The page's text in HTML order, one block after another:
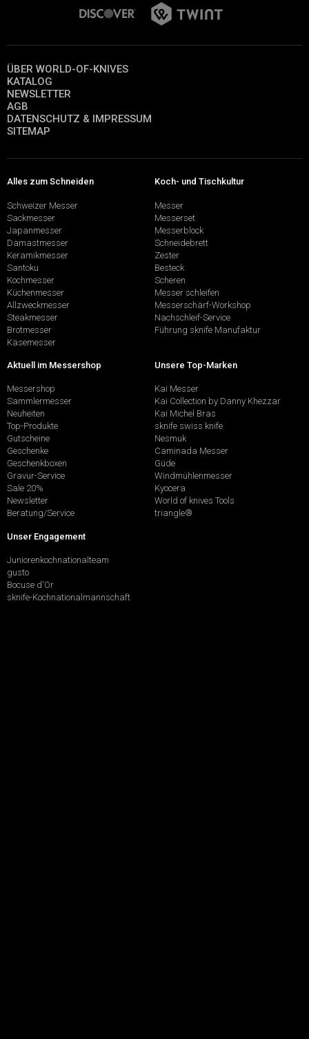
ÜBER WORLD-OF-KNIVES
KATALOG
NEWSLETTER
AGB
DATENSCHUTZ & IMPRESSUM
SITEMAP
Alles zum Schneiden
Schweizer Messer
Sackmesser
Japanmesser
Damastmesser
Keramikmesser
Santoku
Kochmesser
Küchenmesser
Allzweckmesser
Steakmesser
Brotmesser
Käsemesser
Koch- und Tischkultur
Messer
Messerset
Messerblock
Schneidebrett
Zester
Besteck
Scheren
Messer schleifen
Messerschärf-Workshop
Nachschleif-Service
Führung sknife Manufaktur
Aktuell im Messershop
Messershop
Sammlermesser
Neuheiten
Top-Produkte
Gutscheine
Geschenke
Geschenkboxen
Gravur-Service
Sale 20%
Newsletter
Beratung/Service
Unsere Top-Marken
Kai Messer
Kai Collection by Danny Khezzar
Kai Michel Bras
sknife swiss knife
Nesmuk
Caminada Messer
Güde
Windmühlenmesser
Kyocera
World of knives Tools
triangle®
Unser Engagement
Juniorenkochnationalteam
gusto
Bocuse d'Or
sknife-Kochnationalmannschaft